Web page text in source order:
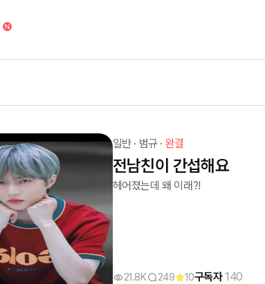
일반· 범규· 완결
전남친이 간섭해요
헤어졌는데 왜 이래?!
21.8K 249 10구독자140